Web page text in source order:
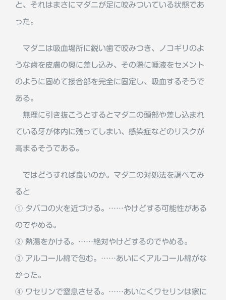
と、それはまさにマダニが足に咬みついている状態であ
った。
マダニは吸血場所に鋭い歯で咬みつき、ノコギリのよ
うな歯を皮膚の奥に差し込み、その際に唾液をセメント
のように固めて接合部を完全に固定し、吸血するそうで
ある。
無理に引き抜こうとするとマダニの頭部や差し込まれ
ている牙が体内に残ってしまい、感染症などのリスクが
高まるそうである。
ではどうすれば良いのか。マダニの対処法を調べてみ
ると
① タバコの火を近づける。……やけどする可能性がある
のでやめる。
② 熱湯をかける。……絶対やけどするのでやめる。
③ アルコール綿で包む。……あいにくアルコール綿がな
かった。
④ ワセリンで窒息させる。……あいにくワセリンは家に